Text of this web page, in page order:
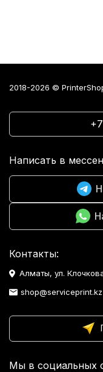
2018-2026 ©
Написать в
Контакты:
Алматы, ул.
shop@serviceprint.kz
Мы в социальных